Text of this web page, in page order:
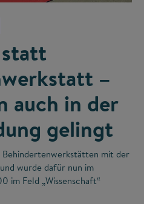
–
auch in der
gelingt
mit der
wurde dafür nun im
im Feld „Wissenschaft“